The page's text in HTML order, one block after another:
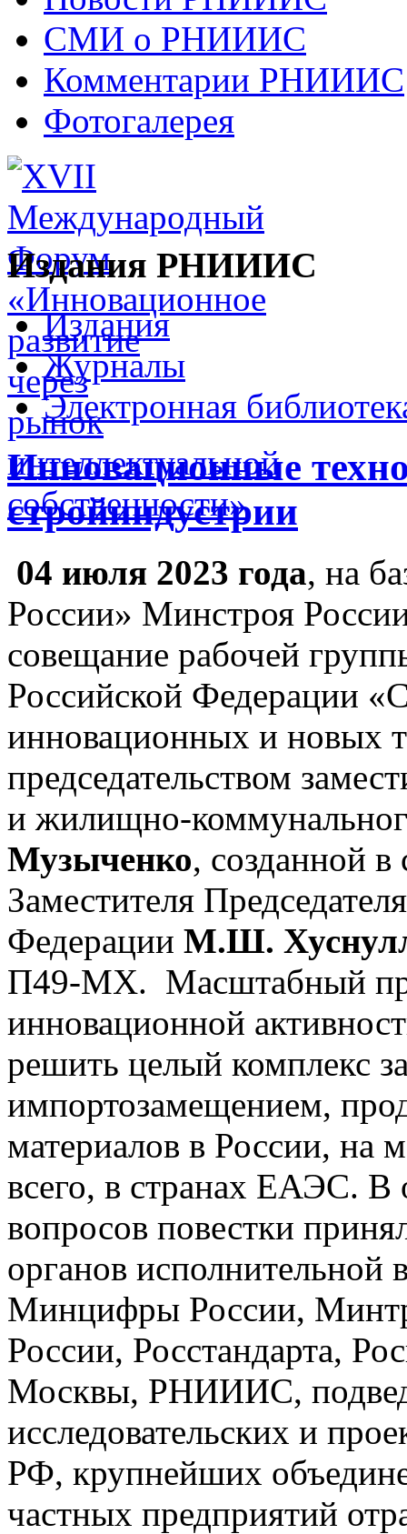
СМИ о РНИИИС
Комментарии РНИИИС
Фотогалерея
Издания РНИИИС
Издания
Журналы
Электронная
Инновационные
стройиндустрии
04 июля 2023 года, на
России» Минстроя
совещание рабочей
Российской Федерации
инновационных и новых
председательством
и жилищно-
Музыченко, созданной в
Заместителя
Федерации М.Ш.
П49-МХ. Масштабный
инновационной
решить целый комплекс
импортозамещением,
материалов в России, на
всего, в странах ЕАЭС. В
вопросов повестки
органов
Минцифры России,
России, Росстандарта,
Москвы, РНИИИС,
исследовательских и
РФ, крупнейших
частных предприятий